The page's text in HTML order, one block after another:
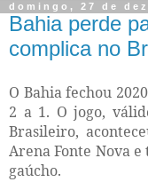
domingo, 27 de
Bahia perde
complica no
O Bahia fechou
2 a 1. O jogo,
Brasileiro,
Arena Fonte Nova
gaúcho.